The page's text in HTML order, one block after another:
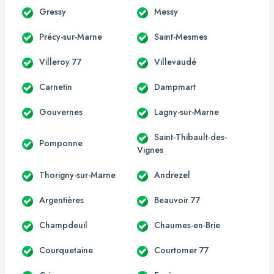
Gressy Messy
Précy-sur-Marne Saint-Mesmes
Villeroy 77 Villevaudé
Carnetin Dampmart
Gouvernes Lagny-sur-Marne
Pomponne
Saint-Thibault-des-
Vignes
Thorigny-sur-Marne Andrezel
Argentières Beauvoir 77
Champdeuil Chaumes-en-Brie
Courquetaine Courtomer 77